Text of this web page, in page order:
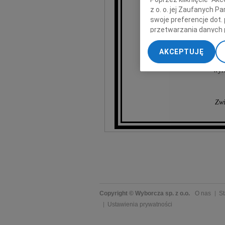
Z wielkim
Copyright © Wyborcza sp. z o.o. O nas
Ustawienia prywatności
z o. o. jej Zaufanych
swoje preferencje dot.
przetwarzania danych
„Ustawienia
My, nasi Zaufani
dokładnych danych
Przechowywanie
AKCEPTUJĘ